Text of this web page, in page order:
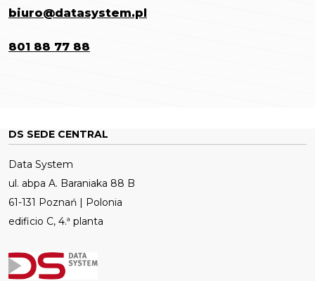
biuro@datasystem.pl
801 88 77 88
DS SEDE CENTRAL
Data System
ul. abpa A. Baraniaka 88 B
61-131 Poznań | Polonia
edificio C, 4.ª planta